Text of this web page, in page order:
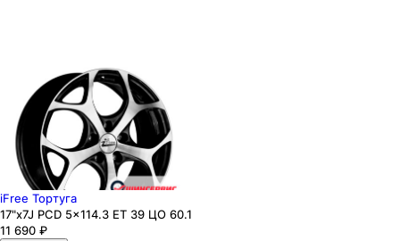
iFree Тортуга
17"x7J PCD 5x114.3 ЕТ 39 ЦО 60.1
11 690 ₽